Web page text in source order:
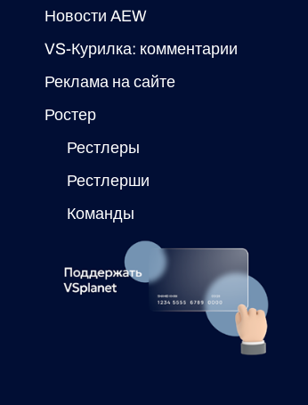
Новости AEW
VS-Курилка: комментарии
Реклама на сайте
Ростер
Рестлеры
Рестлерши
Команды